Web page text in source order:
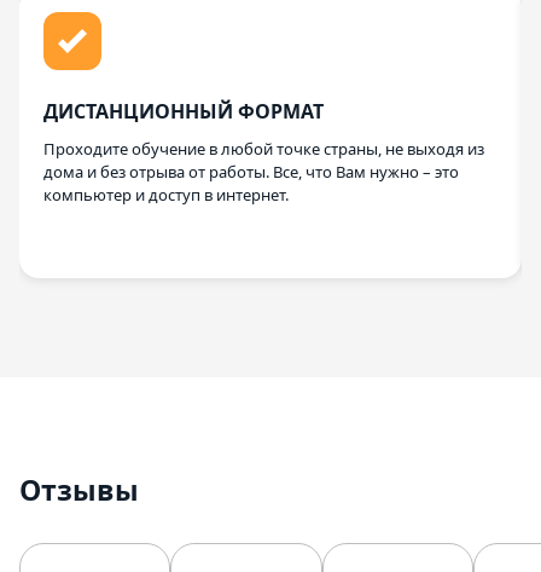
ДИСТАНЦИОННЫЙ ФОРМАТ
Проходите обучение в любой точке страны, не выходя из
дома и без отрыва от работы. Все, что Вам нужно – это
компьютер и доступ в интернет.
Отзывы